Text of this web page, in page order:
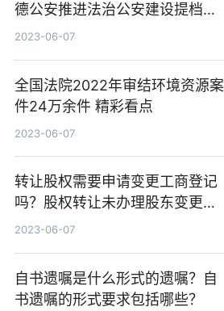
德公安推进法治公安建设提档升
级
2023-06-07
全国法院2022年审结环境资源案
件24万余件 精彩看点
2023-06-07
转让股权需要申请变更工商登记
吗？股权转让未办理股东变更登
记的法律风险
2023-06-07
自书遗嘱是什么形式的遗嘱？自
书遗嘱的形式要求包括哪些？